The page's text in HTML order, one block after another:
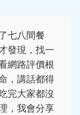
七八間餐
發現，找一
網路評價根
，講話都得
完大家都沒
，我會分享